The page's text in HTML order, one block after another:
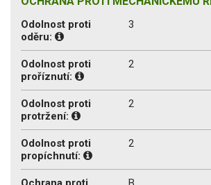
Odolnost proti
oděru:
3
Odolnost proti
proříznutí:
2
Odolnost proti
protržení:
2
Odolnost proti
propíchnutí:
2